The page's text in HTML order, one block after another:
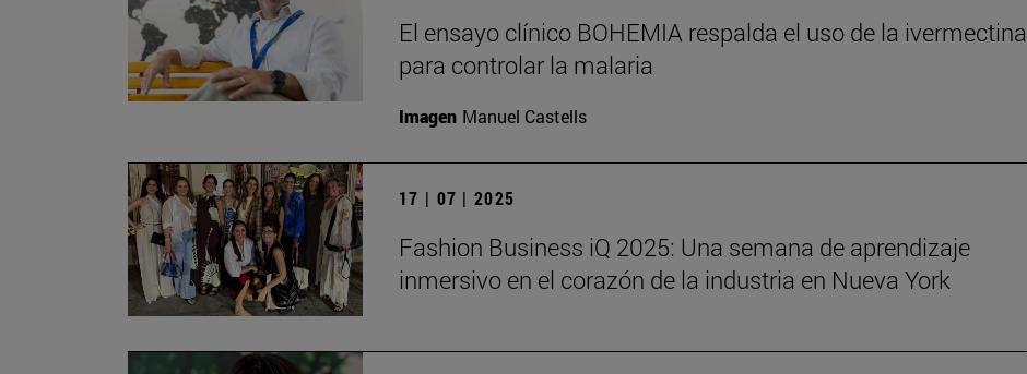
El ensayo clínico BOHEMIA respalda el uso de la ivermectina
para controlar la malaria
Imagen Manuel Castells
17 | 07 | 2025
Fashion Business iQ 2025: Una semana de aprendizaje
inmersivo en el corazón de la industria en Nueva York